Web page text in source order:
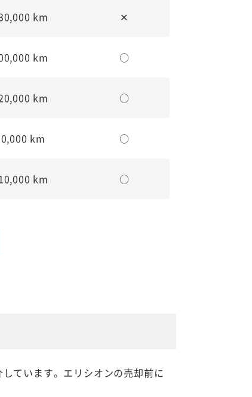
km ✕
km ○
km ○
km ○
km ○
ています。エリシオンの売却前に